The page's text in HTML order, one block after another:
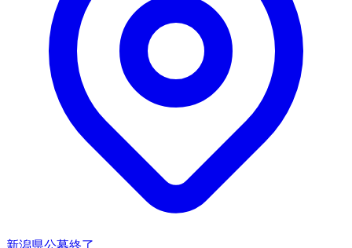
新潟県公募終了